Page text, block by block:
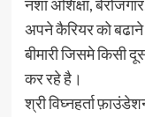
नशा अशिक्षा,
अपने कैरियर को
बीमारी जिसमे किसी
कर रहे है।
श्री विघ्नहर्ता